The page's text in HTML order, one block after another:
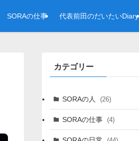
SORAの仕事 代表前田のだいたいDiary
カテゴリー
SORAの人 (26)
SORAの仕事 (4)